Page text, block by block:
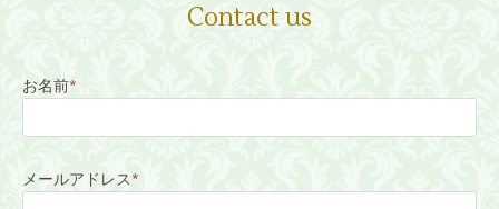
Contact us
お名前*
メールアドレス*